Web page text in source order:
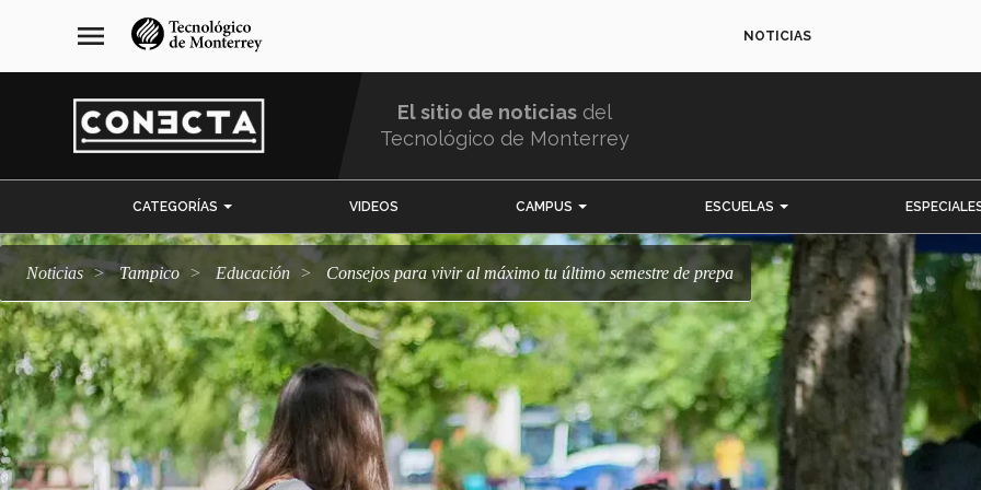
navegación
principal
menu NOTICIAS
El sitio de noticias del
Tecnológico de Monterrey
CATEGORÍAS VIDEOS CAMPUS ESCUELAS
Noticias Tampico Educación Consejos para vivir al máximo tu último semestre de prepa